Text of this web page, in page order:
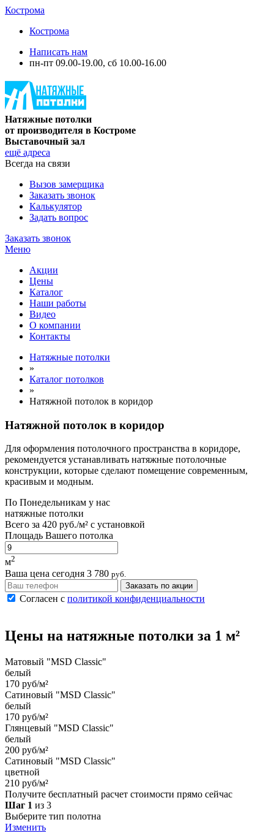
Кострома
Кострома
Написать нам
пн-пт 09.00-19.00, сб 10.00-16.00
Натяжные потолки
от производителя в Костроме
Выставочный зал
ещё адреса
Всегда на связи
Вызов замерщика
Заказать звонок
Калькулятор
Задать вопрос
Заказать звонок
Меню
Акции
Цены
Каталог
Наши работы
Видео
О компании
Контакты
Натяжные потолки
»
Каталог потолков
»
Натяжной потолок в коридор
Натяжной потолок в коридор
Для оформления потолочного пространства в коридоре,
рекомендуется устанавливать натяжные потолочные
конструкции, которые сделают помещение современным,
красивым и модным.
По Понедельникам у нас
натяжные потолки
Всего за 420 руб./м² с установкой
Площадь Вашего потолка
м2
Ваша цена сегодня 3 780 руб.
Заказать по акции
Согласен с политикой конфиденциальности
Цены на натяжные потолки за 1 м²
Матовый "MSD Classic"
белый
170 руб/м²
Сатиновый "MSD Classic"
белый
170 руб/м²
Глянцевый "MSD Classic"
белый
200 руб/м²
Сатиновый "MSD Classic"
цветной
210 руб/м²
Получите бесплатный расчет стоимости прямо сейчас
Шаг 1 из 3
Выберите тип полотна
Изменить